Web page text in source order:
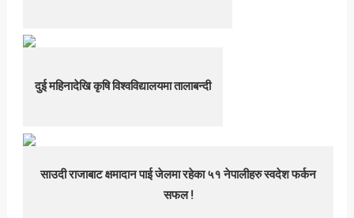
दुई महिनादेखि कृषि विश्वविद्यालयमा तालाबन्दी
साउदी राजाबाट क्षमादान पाई जेलमा रहेका ५१ नेपालीहरु स्वदेश फर्कन
सफल !